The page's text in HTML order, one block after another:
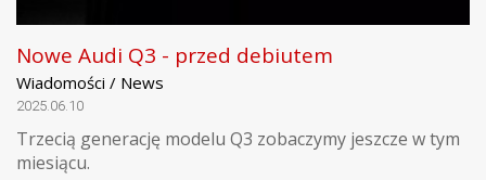
Nowe Audi Q3 - przed debiutem
Wiadomości / News
2025.06.10
Trzecią generację modelu Q3 zobaczymy jeszcze w tym
miesiącu.